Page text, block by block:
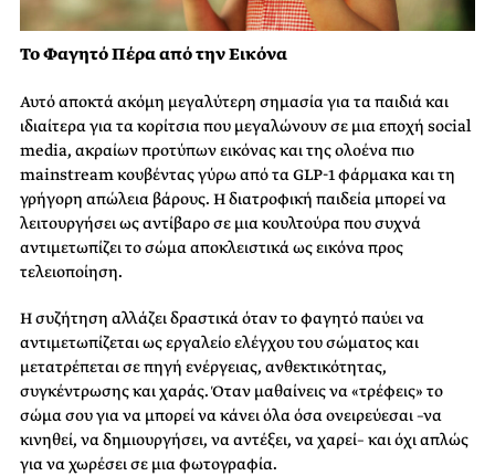
Το Φαγητό Πέρα από την Εικόνα
Αυτό αποκτά ακόμη μεγαλύτερη σημασία για τα παιδιά και
ιδιαίτερα για τα κορίτσια που μεγαλώνουν σε μια εποχή social
media, ακραίων προτύπων εικόνας και της ολοένα πιο
mainstream κουβέντας γύρω από τα GLP-1 φάρμακα και τη
γρήγορη απώλεια βάρους. Η διατροφική παιδεία μπορεί να
λειτουργήσει ως αντίβαρο σε μια κουλτούρα που συχνά
αντιμετωπίζει το σώμα αποκλειστικά ως εικόνα προς
τελειοποίηση.
Η συζήτηση αλλάζει δραστικά όταν το φαγητό παύει να
αντιμετωπίζεται ως εργαλείο ελέγχου του σώματος και
μετατρέπεται σε πηγή ενέργειας, ανθεκτικότητας,
συγκέντρωσης και χαράς. Όταν μαθαίνεις να «τρέφεις» το
σώμα σου για να μπορεί να κάνει όλα όσα ονειρεύεσαι –να
κινηθεί, να δημιουργήσει, να αντέξει, να χαρεί– και όχι απλώς
για να χωρέσει σε μια φωτογραφία.